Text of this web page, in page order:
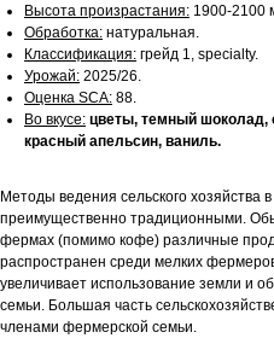
Высота произрастания: 1900-2100
Обработка: натуральная.
Классификация: грейд 1, specialty.
Урожай: 2025/26.
Оценка SCA: 88.
Во вкусе: цветы, темный шоколад,
красный апельсин, ваниль.
Методы ведения сельского хозяйства
преимущественно традиционными.
фермах (помимо кофе) различные
распространен среди мелких
увеличивает использование земли и
семьи. Большая часть
членами фермерской семьи.